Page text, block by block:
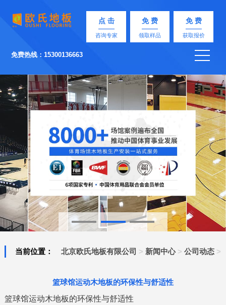
点 击
咨询专家
免 费
领取样品
免 费
获取报价
免费热线：15300136663
当前位置： 北京欧氏地板有限公司 > 新闻中心>公司动态 >
篮球馆运动木地板的环保性与舒适性
篮球馆运动木地板的环保性与舒适性